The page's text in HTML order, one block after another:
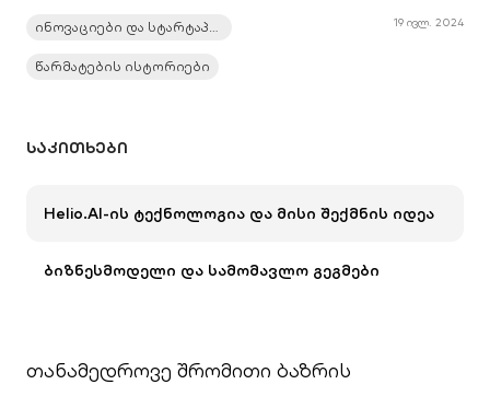
ინოვაციები და სტარტაპები
წარმატების ისტორიები
19 ივლ. 2024
ᲡᲐᲙᲘᲗᲮᲔᲑᲘ
Helio.AI-ის ტექნოლოგია და მისი შექმნის იდეა
ბიზნესმოდელი და სამომავლო გეგმები
თანამედროვე შრომითი ბაზრის